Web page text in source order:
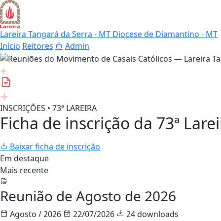
Lareira Tangará da Serra - MT Diocese de Diamantino - MT
Início Reitores Admin
INSCRIÇÕES • 73ª LAREIRA
Ficha de inscrição da 73ª
Baixar ficha de inscrição
Em destaque
Mais recente
Reunião de Agosto de 2026
Agosto / 2026 22/07/2026
24 downloads